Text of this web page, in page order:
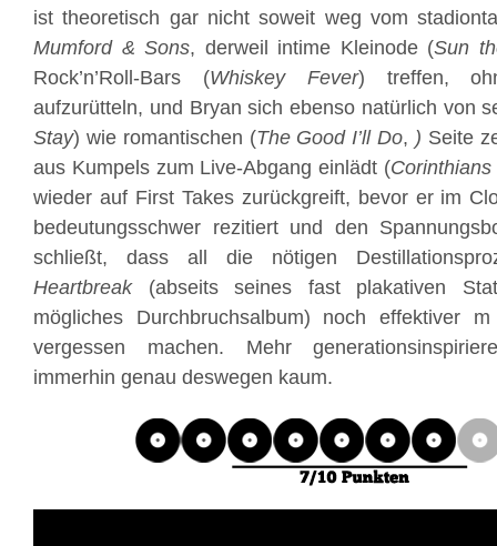
ist theoretisch gar nicht soweit weg vom
Mumford & Sons, derweil intime Kleinode (Sun
Rock’n’Roll-Bars (Whiskey Fever) treffen,
aufzurütteln, und Bryan sich ebenso natürlich von
Stay) wie romantischen (The Good I’ll Do, ) Seite
aus Kumpels zum Live-Abgang einlädt (Corinthians
wieder auf First Takes zurückgreift, bevor er im
bedeutungsschwer rezitiert und den
schließt, dass all die nötigen
Heartbreak(abseits seines fast plakativen
mögliches Durchbruchsalbum) noch effektiver
vergessen machen. Mehr
immerhin genau deswegen kaum.